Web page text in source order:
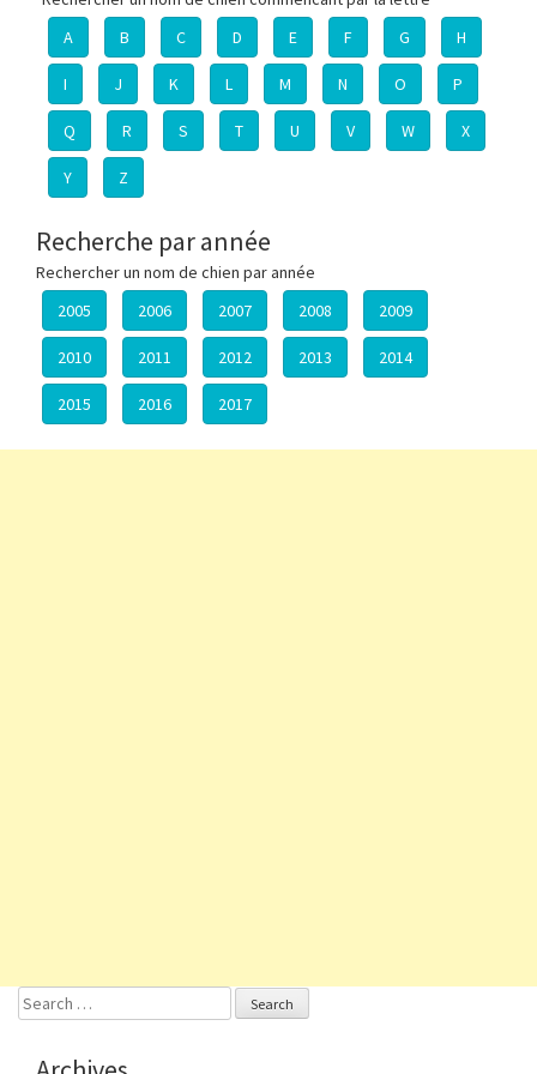
A
B C D E F G H
I J K L M N O P
Q R S T U V W X
Y Z
Recherche par année
Rechercher un nom de chien par année
2005
2006 2007 2008 2009
2010 2011 2012 2013 2014
2015 2016 2017
Search